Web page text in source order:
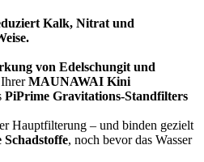
Kalk, Nitrat und
von Edelschungit und
MAUNAWAI Kini
PiPrime Gravitations-Standfilters
Hauptfilterung – und binden gezielt
, noch bevor das Wasser